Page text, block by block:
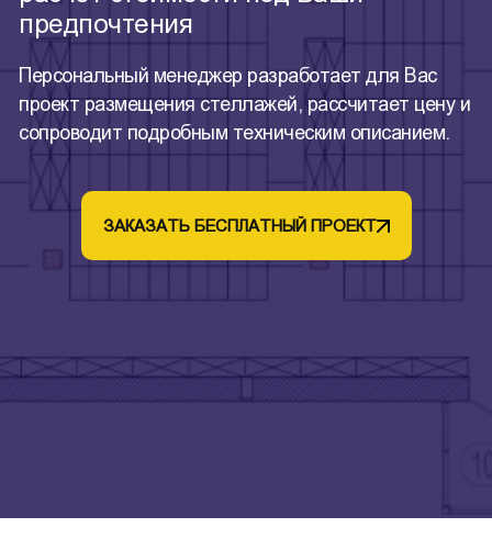
предпочтения
Персональный менеджер разработает для Вас
проект размещения стеллажей, рассчитает цену и
сопроводит подробным техническим описанием.
ЗАКАЗАТЬ БЕСПЛАТНЫЙ ПРОЕКТ